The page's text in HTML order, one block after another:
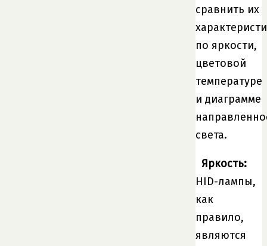
сравнить их
по яркости,
цветовой
температуре
и диаграмме
света.
Яркость:
HID-лампы,
как
правило,
являются